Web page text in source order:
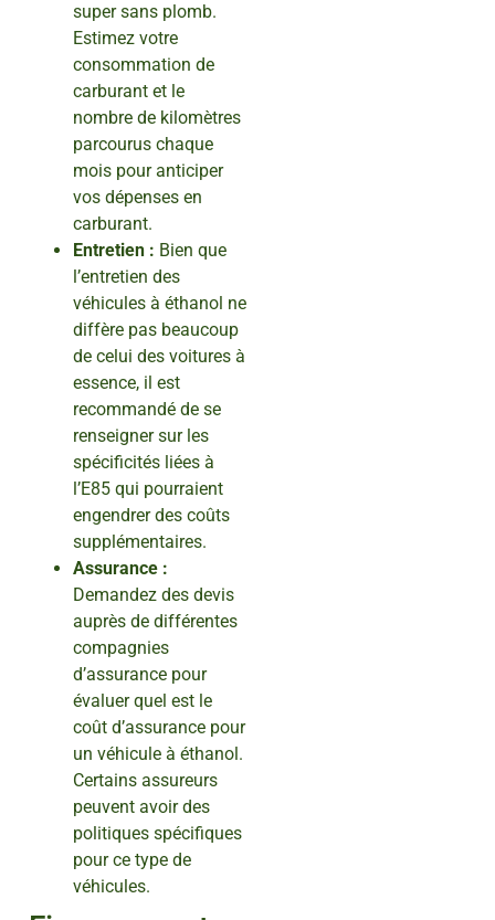
super sans plomb.
Estimez votre
consommation de
carburant et le
nombre de kilomètres
parcourus chaque
mois pour anticiper
vos dépenses en
carburant.
Entretien : Bien que
l’entretien des
véhicules à éthanol ne
diffère pas beaucoup
de celui des voitures à
essence, il est
recommandé de se
renseigner sur les
spécificités liées à
l’E85 qui pourraient
engendrer des coûts
supplémentaires.
Assurance :
Demandez des devis
auprès de différentes
compagnies
d’assurance pour
évaluer quel est le
coût d’assurance pour
un véhicule à éthanol.
Certains assureurs
peuvent avoir des
politiques spécifiques
pour ce type de
véhicules.